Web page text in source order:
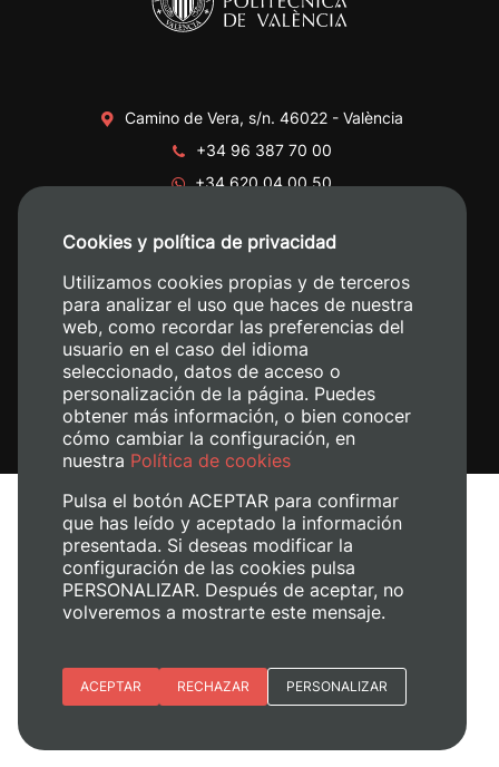
Camino de Vera, s/n. 46022 - València
+34 96 387 70 00
+34 620 04 00 50
Aviso legal
Política de cookies
Cookies y política de privacidad
Utilizamos cookies propias y de terceros
para analizar el uso que haces de nuestra
web, como recordar las preferencias del
usuario en el caso del idioma
seleccionado, datos de acceso o
personalización de la página. Puedes
obtener más información, o bien conocer
cómo cambiar la configuración, en
nuestra Política de cookies
Pulsa el botón ACEPTAR para confirmar
que has leído y aceptado la información
presentada. Si deseas modificar la
configuración de las cookies pulsa
PERSONALIZAR. Después de aceptar, no
volveremos a mostrarte este mensaje.
Esenciales
ACEPTAR RECHAZAR PERSONALIZAR